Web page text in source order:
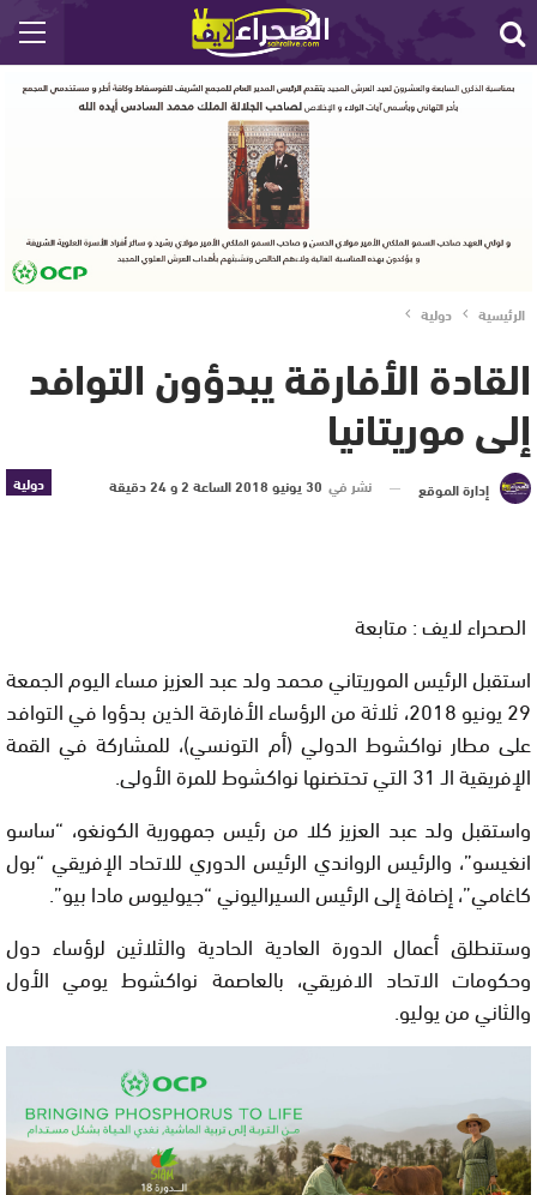
الرئيسية دولية
القادة الأفارقة يبدؤون التوافد
إلى موريتانيا
دولية إدارة الموقع نشر في 30 يونيو 2018 الساعة 2 و 24 دقيقة
الصحراء لايف : متابعة
استقبل الرئيس الموريتاني محمد ولد عبد العزيز مساء اليوم الجمعة
29 يونيو 2018، ثلاثة من الرؤساء الأفارقة الذين بدؤوا في التوافد
على مطار نواكشوط الدولي (أم التونسي)، للمشاركة في القمة
الإفريقية الـ 31 التي تحتضنها نواكشوط للمرة الأولى.
واستقبل ولد عبد العزيز كلا من رئيس جمهورية الكونغو، “ساسو
انغيسو”، والرئيس الرواندي الرئيس الدوري للاتحاد الإفريقي “بول
كاغامي”، إضافة إلى الرئيس السيراليوني “جيوليوس مادا بيو”.
وستنطلق أعمال الدورة العادية الحادية والثلاثين لرؤساء دول
وحكومات الاتحاد الافريقي، بالعاصمة نواكشوط يومي الأول
والثاني من يوليو.